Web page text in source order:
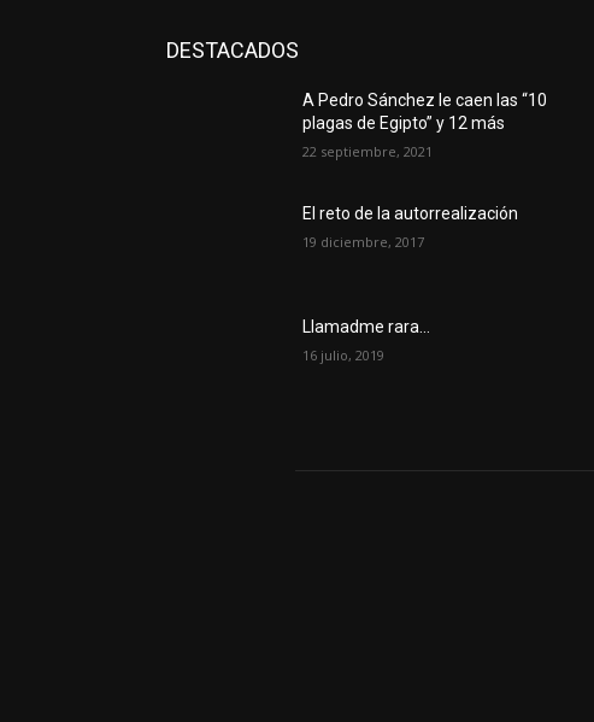
DESTACADOS
A Pedro Sánchez le caen las “10
plagas de Egipto” y 12 más
22 septiembre, 2021
El reto de la autorrealización
19 diciembre, 2017
Llamadme rara…
16 julio, 2019